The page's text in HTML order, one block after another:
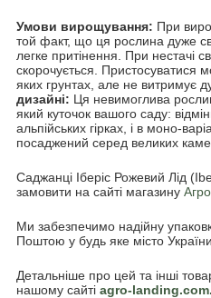
Умови вирощування: При
той факт, що ця рослина дуже
легке притінення. При нестачі
скорочується.
яких грунтах, але не витримує
дизайні: Ця невимоглива
який куточок вашого саду:
альпійських гірках, і в моно-
посаджений серед великих
Саджанці Іберіс Рожевий Лід
замовити на сайті магазину
Ми забезпечимо надійну
Поштою у будь яке місто України.
Детальніше про цей та інші
нашому сайті agro-